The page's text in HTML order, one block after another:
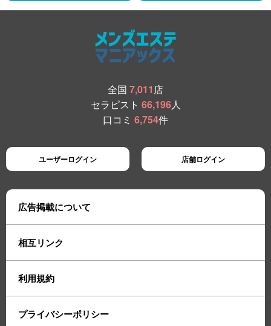
全国 7,011 店
セラピスト 66,196人
口コミ 6,754件
ユーザーログイン 店舗ログイン
広告掲載について
相互リンク
利用規約
プライバシーポリシー